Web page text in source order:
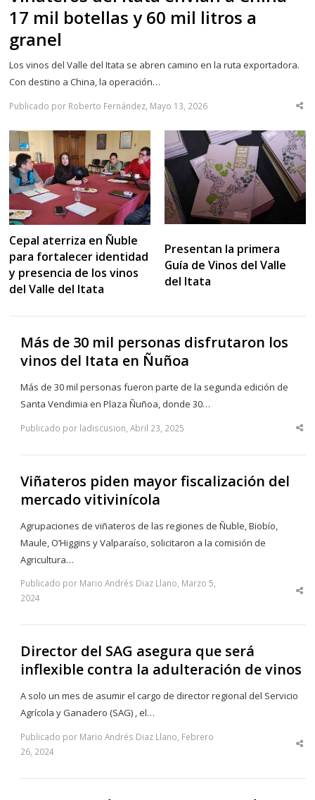
17 mil botellas y 60 mil litros a
granel
Los vinos del Valle del Itata se abren camino en la ruta exportadora.
Con destino a China, la operación…
Publicado por Roberto Fernández, Mayo 13, 2026
Cepal aterriza en Ñuble
para fortalecer identidad
y presencia de los vinos
del Valle del Itata
Presentan la primera
Guía de Vinos del Valle
del Itata
Más de 30 mil personas disfrutaron los
vinos del Itata en Ñuñoa
Más de 30 mil personas fueron parte de la segunda edición de
Santa Vendimia en Plaza Ñuñoa, donde 30…
Publicado por ladiscusion, Abril 23, 2025
Viñateros piden mayor fiscalización del
mercado vitivinícola
Agrupaciones de viñateros de las regiones de Ñuble, Biobío,
Maule, O’Higgins y Valparaíso, solicitaron a la comisión de
Agricultura…
Publicado por Mario Andrés Diaz Llano, Marzo 5,
2024
Director del SAG asegura que será
inflexible contra la adulteración de vinos
A solo un mes de asumir el cargo de director regional del Servicio
Agrícola y Ganadero (SAG) , el…
Publicado por Mario Andrés Diaz Llano, Febrero
26, 2024